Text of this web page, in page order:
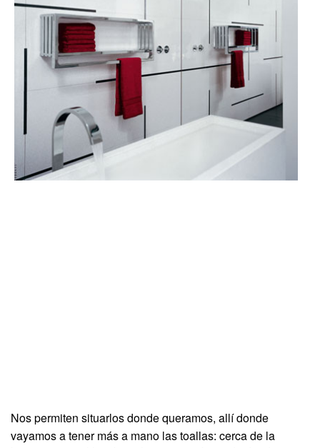
Nos permiten situarlos donde queramos, allí donde
vayamos a tener más a mano las toallas: cerca de la